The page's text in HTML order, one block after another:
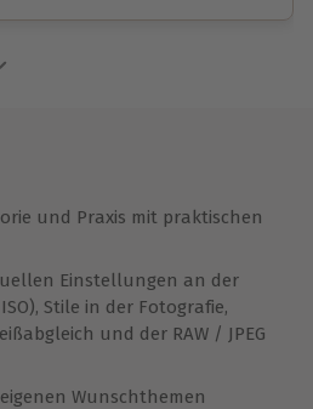
und Praxis mit praktischen
Einstellungen an der
Stile in der Fotografie,
und der RAW / JPEG
Wunschthemen